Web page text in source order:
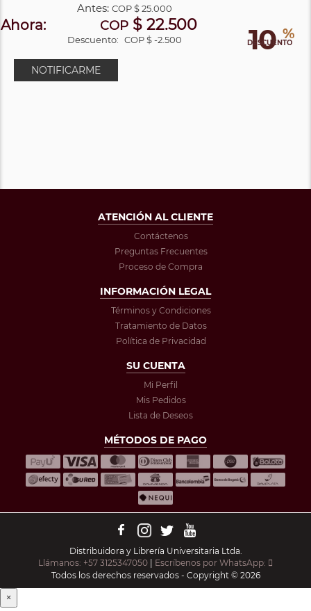
10 %
DESCUENTO
Antes: COP$ 25.000
Ahora: COP $ 22.500
Descuento: COP $ -2.500
NOTIFICARME
ATENCIÓN AL CLIENTE
Contáctenos
Preguntas Frecuentes
Proceso de Compra
INFORMACIÓN LEGAL
Términos y Condiciones
Tratamiento de Datos
Política de Privacidad
SU CUENTA
Mi Perfil
Mis Pedidos
Lista de Deseos
MÉTODOS DE PAGO
Distribuidora y Librería Universitaria Ltda.
Llámanos: +57 3125347050 | Escríbenos por WhatsApp:
Todos los derechos reservados - Copyright © 2026
×